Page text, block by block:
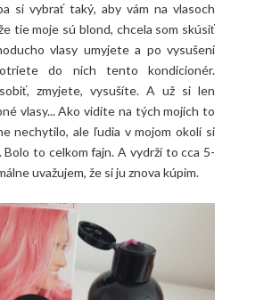
si vybrať taký, aby vám na vlasoch
tie moje sú blond, chcela som skúsiť
vlasy umyjete a po vysušení
do nich tento kondicionér.
zmyjete, vysušíte. A už si len
vlasy... Ako vidíte na tých mojich to
nechytilo, ale ľudia v mojom okolí si
Bolo to celkom fajn. A vydrží to cca 5-
uvažujem, že si ju znova kúpim.